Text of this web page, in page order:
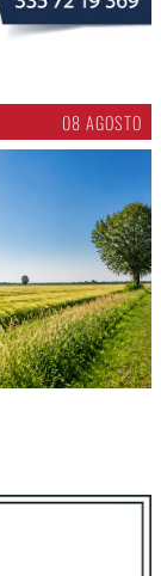
08 AGOSTO